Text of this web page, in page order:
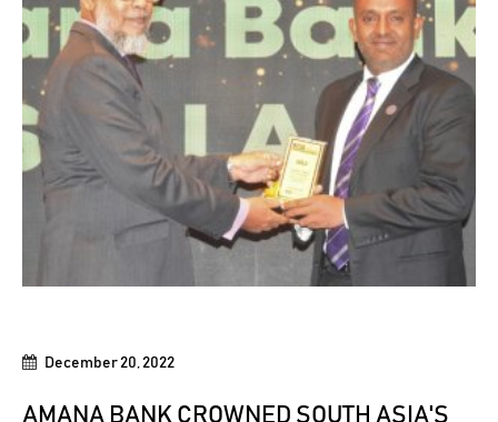
December 20, 2022
AMANA BANK CROWNED SOUTH ASIA'S